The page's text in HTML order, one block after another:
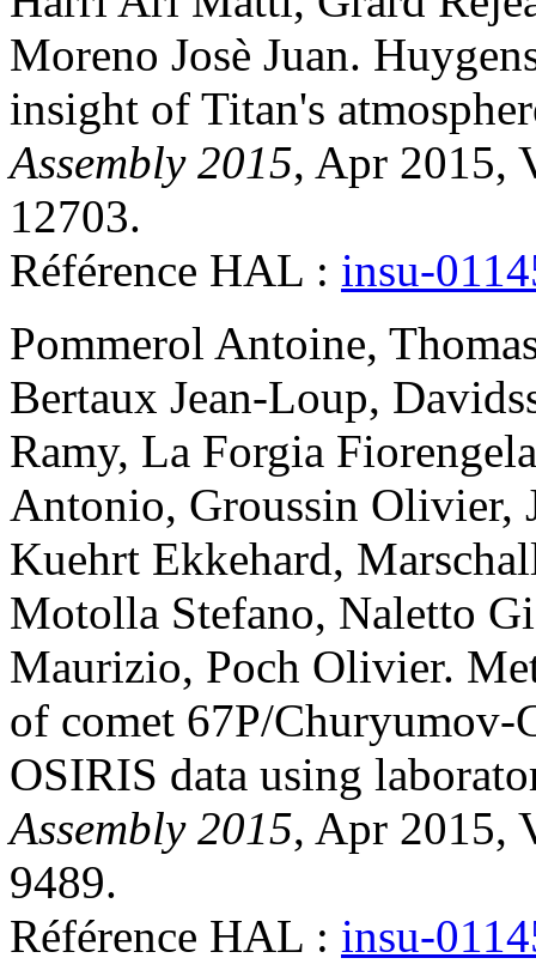
Moreno Josè Juan.
insight of Titan's
Assembly 2015, Apr 2015,
12703.
Référence HAL : insu-
Pommerol Antoine,
Bertaux Jean-Loup,
Ramy, La Forgia Fiorengela
Antonio, Groussin Olivier,
Kuehrt Ekkehard,
Motolla Stefano, Naletto
Maurizio, Poch Olivier.
of comet 67P/Churyumov-
OSIRIS data using
Assembly 2015, Apr 2015,
9489.
Référence HAL : insu-